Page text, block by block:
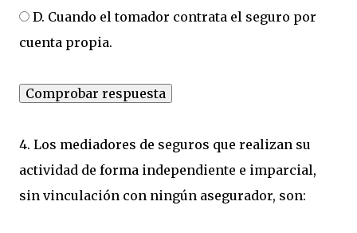
D. Cuando el tomador contrata el seguro por
cuenta propia.
4. Los mediadores de seguros que realizan su
actividad de forma independiente e imparcial,
sin vinculación con ningún asegurador, son: